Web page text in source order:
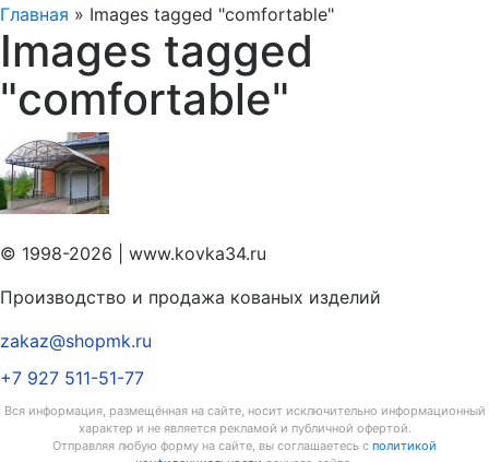
Главная » Images tagged "comfortable"
Images tagged
"comfortable"
© 1998-2026 | www.kovka34.ru
Производство и продажа кованых изделий
zakaz@shopmk.ru
+7 927 511-51-77
Вся информация, размещённая на сайте, носит исключительно информационный
характер и не является рекламой и публичной офертой.
Отправляя любую форму на сайте, вы соглашаетесь с политикой